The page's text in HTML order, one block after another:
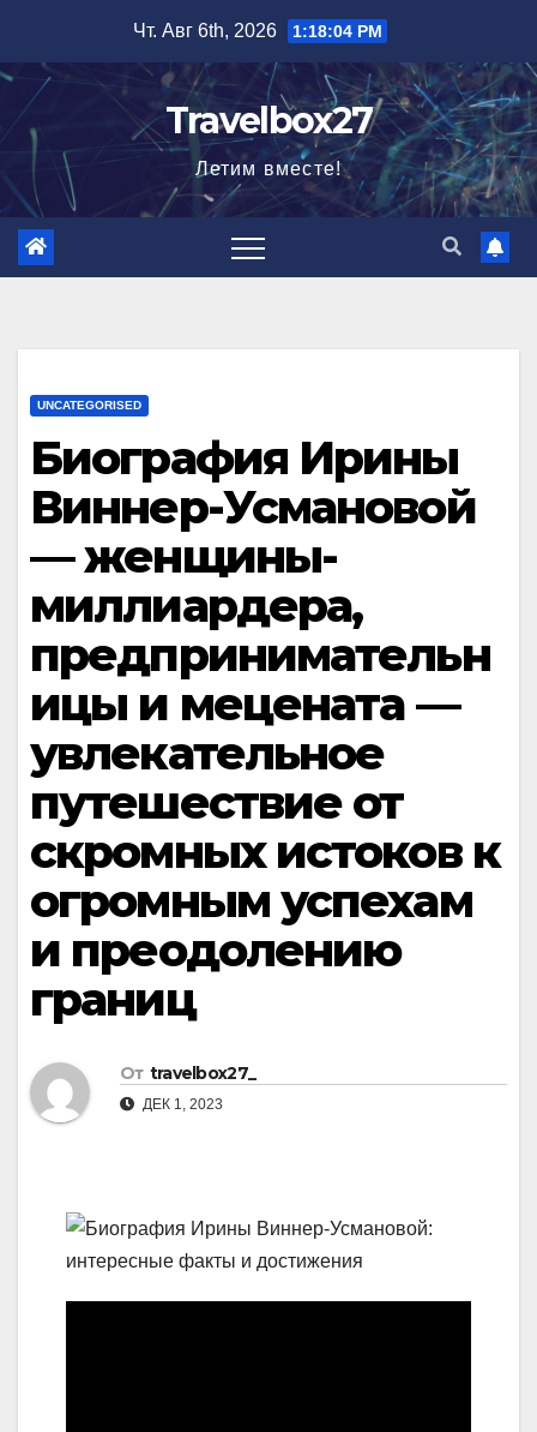
содержимому
Чт. Авг 6th, 2026 1:18:05 PM
Travelbox27
Летим вместе!
UNCATEGORISED
Биография Ирины
Виннер-Усмановой
— женщины-
миллиардера,
предпринимательн
ицы и мецената —
увлекательное
путешествие от
скромных истоков к
огромным успехам
и преодолению
границ
От travelbox27_
ДЕК 1, 2023